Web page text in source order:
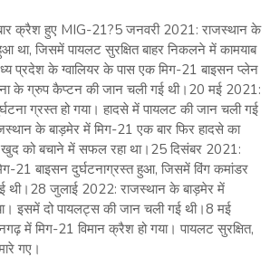
क्रैश हुए MIG-21?5 जनवरी 2021: राजस्थान के
जिसमें पायलट सुरक्षित बाहर निकलने में कामयाब
प्रदेश के ग्वालियर के पास एक मिग-21 बाइसन प्लेन
के ग्रुप कैप्टन की जान चली गई थी।20 मई 2021:
ग्रस्‍त हो गया। हादसे में पायलट की जान चली गई
के बाड़मेर में मिग-21 एक बार फिर हादसे का
को बचाने में सफल रहा था।25 दिसंबर 2021:
21 बाइसन दुर्घटनाग्रस्त हुआ, जिसमें विंग कमांडर
गई थी।28 जुलाई 2022: राजस्थान के बाड़मेर में
इसमें दो पायलट्स की जान चली गई थी।8 मई
में मिग-21 विमान क्रैश हो गया। पायलट सुरक्षित,
गए।